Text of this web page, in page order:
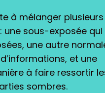
à mélanger plusieurs
sous-exposée qui
une autre
et une
à faire ressortir
sombres.